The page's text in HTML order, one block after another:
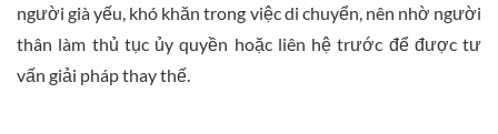
người già yếu, khó khăn trong việc di chuyển, nên nhờ người
thân làm thủ tục ủy quyền hoặc liên hệ trước để được tư
vấn giải pháp thay thế.